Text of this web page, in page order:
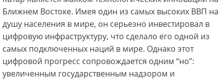
Ближнем Востоке. Имея один из самых высоких ВВП на
душу населения в мире, он серьезно инвестировал в
цифровую инфраструктуру, что сделало его одной из
самых подключенных наций в мире. Однако этот
цифровой прогресс сопровождается одним “но”:
увеличенным государственным надзором и